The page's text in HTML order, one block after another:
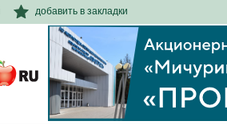
добавить в закладки